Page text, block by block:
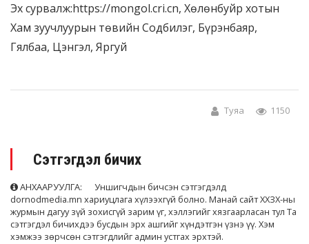
Эх сурвалж:https://mongol.cri.cn, Хөлөнбуйр хотын
Хам зуучлуурын төвийн Содбилэг, Бүрэнбаяр,
Гялбаа, Цэнгэл, Яргуй
Туяа 1150
Сэтгэгдэл бичих
АНХААРУУЛГА: Уншигчдын бичсэн сэтгэгдэлд
dornodmedia.mn хариуцлага хүлээхгүй болно. Манай сайт ХХЗХ-ны
журмын дагуу зүй зохисгүй зарим үг, хэллэгийг хязгаарласан тул Та
сэтгэгдэл бичихдээ бусдын эрх ашгийг хүндэтгэн үзнэ үү. Хэм
хэмжээ зөрчсөн сэтгэгдлийг админ устгах эрхтэй.